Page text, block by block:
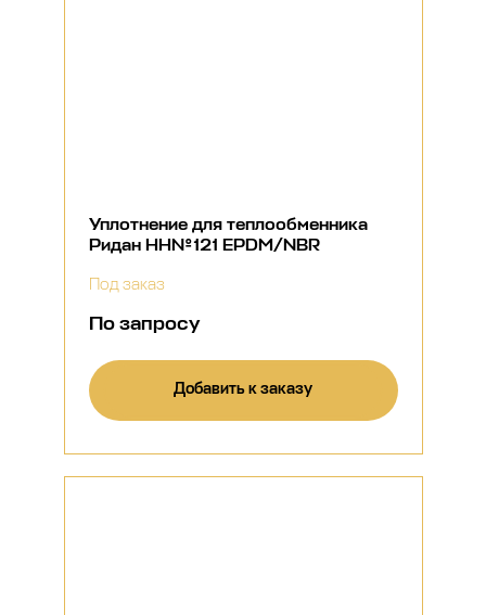
Уплотнение для теплообменника
Ридан НН№121 EPDM/NBR
Под заказ
По запросу
Добавить к заказу